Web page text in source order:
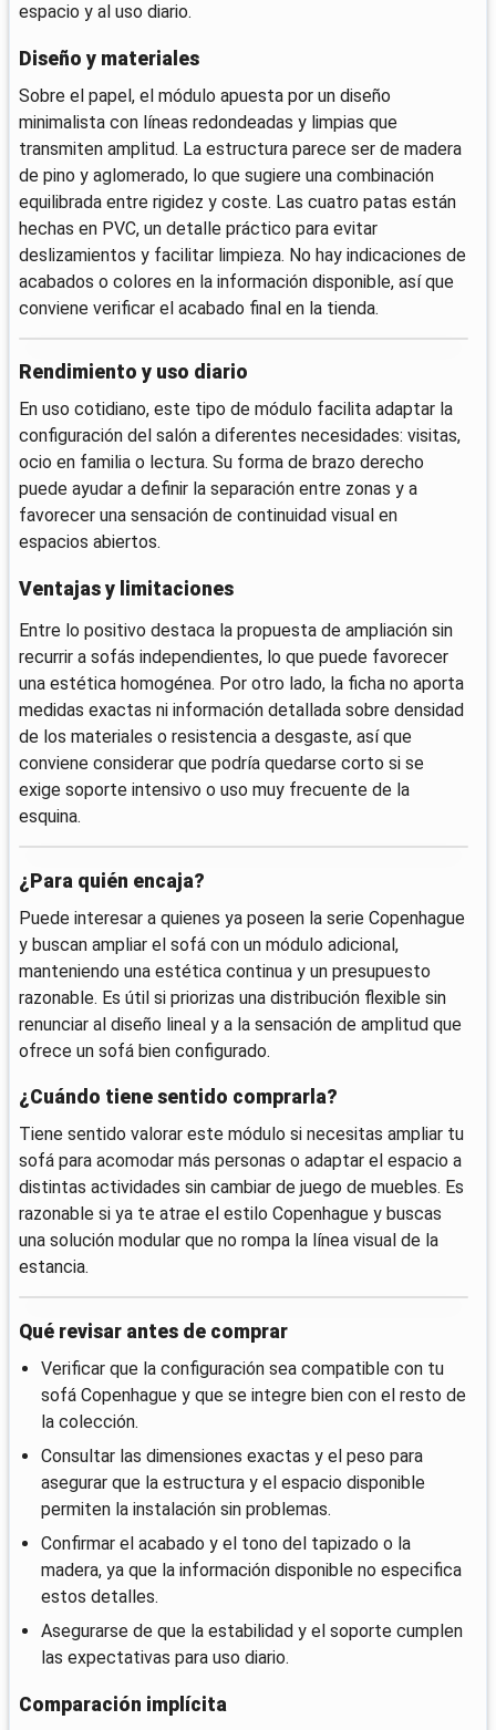
espacio y al uso diario.
Diseño y materiales
Sobre el papel, el módulo apuesta por un diseño
minimalista con líneas redondeadas y limpias que
transmiten amplitud. La estructura parece ser de madera
de pino y aglomerado, lo que sugiere una combinación
equilibrada entre rigidez y coste. Las cuatro patas están
hechas en PVC, un detalle práctico para evitar
deslizamientos y facilitar limpieza. No hay indicaciones de
acabados o colores en la información disponible, así que
conviene verificar el acabado final en la tienda.
Rendimiento y uso diario
En uso cotidiano, este tipo de módulo facilita adaptar la
configuración del salón a diferentes necesidades: visitas,
ocio en familia o lectura. Su forma de brazo derecho
puede ayudar a definir la separación entre zonas y a
favorecer una sensación de continuidad visual en
espacios abiertos.
Ventajas y limitaciones
Entre lo positivo destaca la propuesta de ampliación sin
recurrir a sofás independientes, lo que puede favorecer
una estética homogénea. Por otro lado, la ficha no aporta
medidas exactas ni información detallada sobre densidad
de los materiales o resistencia a desgaste, así que
conviene considerar que podría quedarse corto si se
exige soporte intensivo o uso muy frecuente de la
esquina.
¿Para quién encaja?
Puede interesar a quienes ya poseen la serie Copenhague
y buscan ampliar el sofá con un módulo adicional,
manteniendo una estética continua y un presupuesto
razonable. Es útil si priorizas una distribución flexible sin
renunciar al diseño lineal y a la sensación de amplitud que
ofrece un sofá bien configurado.
¿Cuándo tiene sentido comprarla?
Tiene sentido valorar este módulo si necesitas ampliar tu
sofá para acomodar más personas o adaptar el espacio a
distintas actividades sin cambiar de juego de muebles. Es
razonable si ya te atrae el estilo Copenhague y buscas
una solución modular que no rompa la línea visual de la
estancia.
Qué revisar antes de comprar
Verificar que la configuración sea compatible con tu
sofá Copenhague y que se integre bien con el resto de
la colección.
Consultar las dimensiones exactas y el peso para
asegurar que la estructura y el espacio disponible
permiten la instalación sin problemas.
Confirmar el acabado y el tono del tapizado o la
madera, ya que la información disponible no especifica
estos detalles.
Asegurarse de que la estabilidad y el soporte cumplen
las expectativas para uso diario.
Comparación implícita